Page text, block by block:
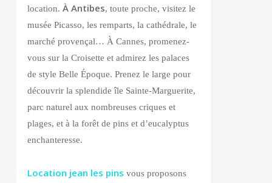
location. À Antibes, toute proche, visitez le
musée Picasso, les remparts, la cathédrale, le
marché provençal… À Cannes, promenez-
vous sur la Croisette et admirez les palaces
de style Belle Époque. Prenez le large pour
découvrir la splendide île Sainte-Marguerite,
parc naturel aux nombreuses criques et
plages, et à la forêt de pins et d’eucalyptus
enchanteresse.
Location jean les pins vous proposons